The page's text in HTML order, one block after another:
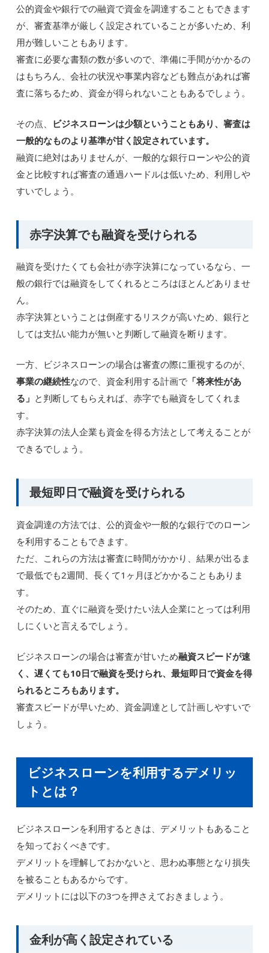
公的資金や銀行での融資で資金を調達することもできます
が、審査基準が厳しく設定されていることが多いため、利
用が難しいこともあります。
審査に必要な書類の数が多いので、準備に手間がかかるの
はもちろん、会社の状況や事業内容なども難点があれば審
査に落ちるため、資金が得られないこともあるでしょう。
その点、 ビジネスローンは少額ということもあり、審査は
一般的なものより基準が甘く設定されています。
融資に絶対はありませんが、一般的な銀行ローンや公的資
金と比較すれば審査の通過ハードルは低いため、利用しや
すいでしょう。
赤字決算でも融資を受けられる
融資を受けたくても会社が赤字決算になっているなら、一
般の銀行では融資をしてくれるところはほとんどありませ
ん。
赤字決算ということは倒産するリスクが高いため、銀行と
しては支払い能力が無いと判断して融資を断ります。
一方、ビジネスローンの場合は審査の際に重視するのが、
事業の継続性なので、資金利用する計画で 「将来性があ
る」 と判断してもらえれば、赤字でも融資をしてくれま
す。
赤字決算の法人企業も資金を得る方法として考えることが
できるでしょう。
最短即日で融資を受けられる
資金調達の方法では、公的資金や一般的な銀行でのローン
を利用することもできます。
ただ、これらの方法は審査に時間がかかり、結果が出るま
で最低でも2週間、長くて1ヶ月ほどかかることもありま
す。
そのため、直ぐに融資を受けたい法人企業にとっては利用
しにくいと言えるでしょう。
ビジネスローンの場合は審査が甘いため融資スピードが速
く、遅くても10日で融資を受けられ、最短即日で資金を得
られるところもあります。
審査スピードが早いため、資金調達として計画しやすいで
しょう。
ビジネスローンを利用するデメリッ
トとは？
ビジネスローンを利用するときは、デメリットもあること
を知っておくべきです。
デメリットを理解しておかないと、思わぬ事態となり損失
を被ることもあるからです。
デメリットには以下の3つを押さえておきましょう。
金利が高く設定されている